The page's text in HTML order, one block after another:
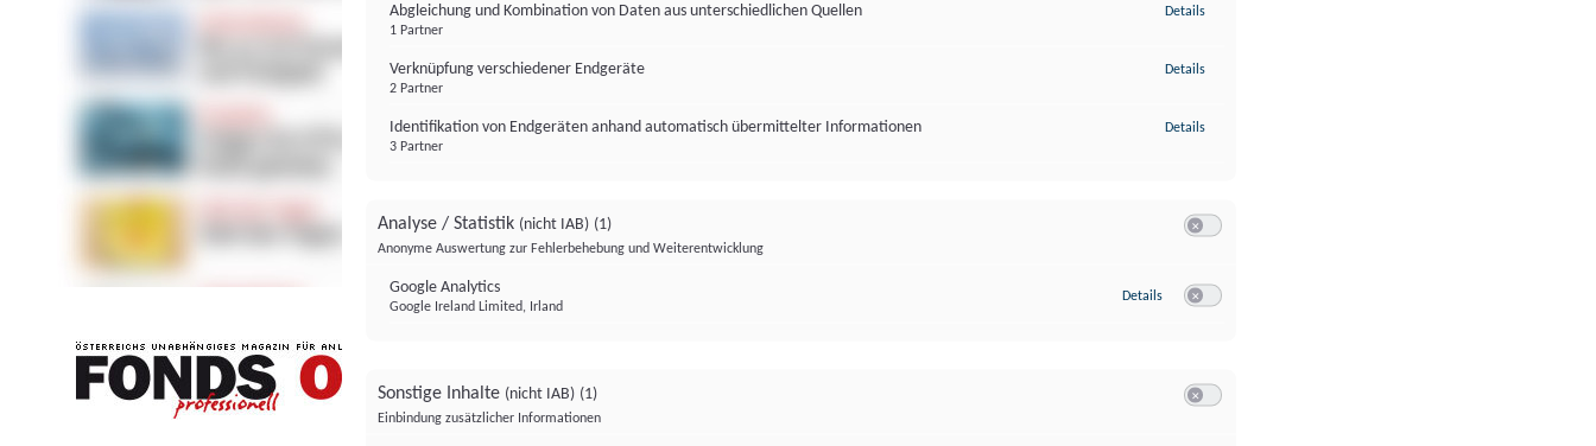
Abgleichung und Kombination von Daten aus unterschiedlichen Quellen
1 Partner
Details
Verknüpfung verschiedener Endgeräte
2 Partner
Details
Identifikation von Endgeräten anhand automatisch übermittelter Informationen
3 Partner
Details
Analyse / Statistik (nicht IAB) (1)
Anonyme Auswertung zur Fehlerbehebung und Weiterentwicklung
Google Analytics
Google Ireland Limited, Irland
Details zu Google Analytics
Sonstige Inhalte (nicht IAB) (1)
Einbindung zusätzlicher Informationen